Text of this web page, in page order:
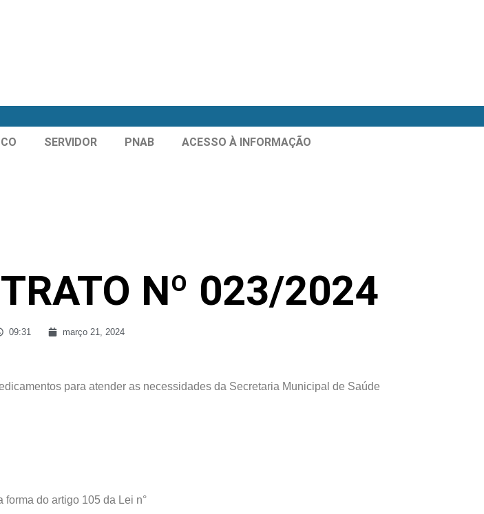
SERVIDOR PNAB ACESSO À INFORMAÇÃO
Nº 023/2024
09:31 março 21, 2024
para atender as necessidades da Secretaria Municipal de Saúde
do artigo 105 da Lei n°